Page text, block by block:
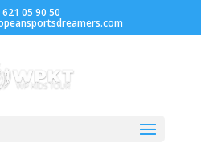
621 05 90 50